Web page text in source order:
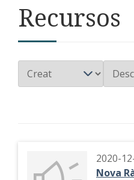
Recursos
2020-
Nova